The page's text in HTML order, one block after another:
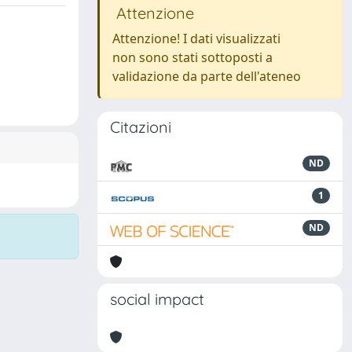
Attenzione
Attenzione! I dati visualizzati
non sono stati sottoposti a
validazione da parte dell'ateneo
Citazioni
ND
1
ND
social impact